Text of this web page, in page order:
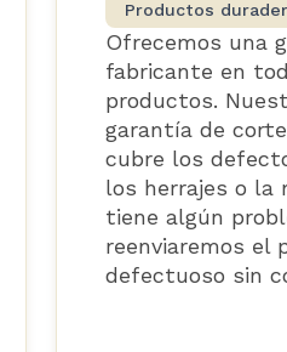
Productos
Ofrecemos una
fabricante en
productos.
garantía de
cubre los
los herrajes o la
tiene algún
reenviaremos el
defectuoso sin